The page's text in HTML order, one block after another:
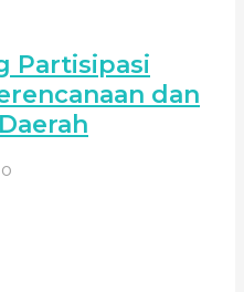
Partisipasi
dan